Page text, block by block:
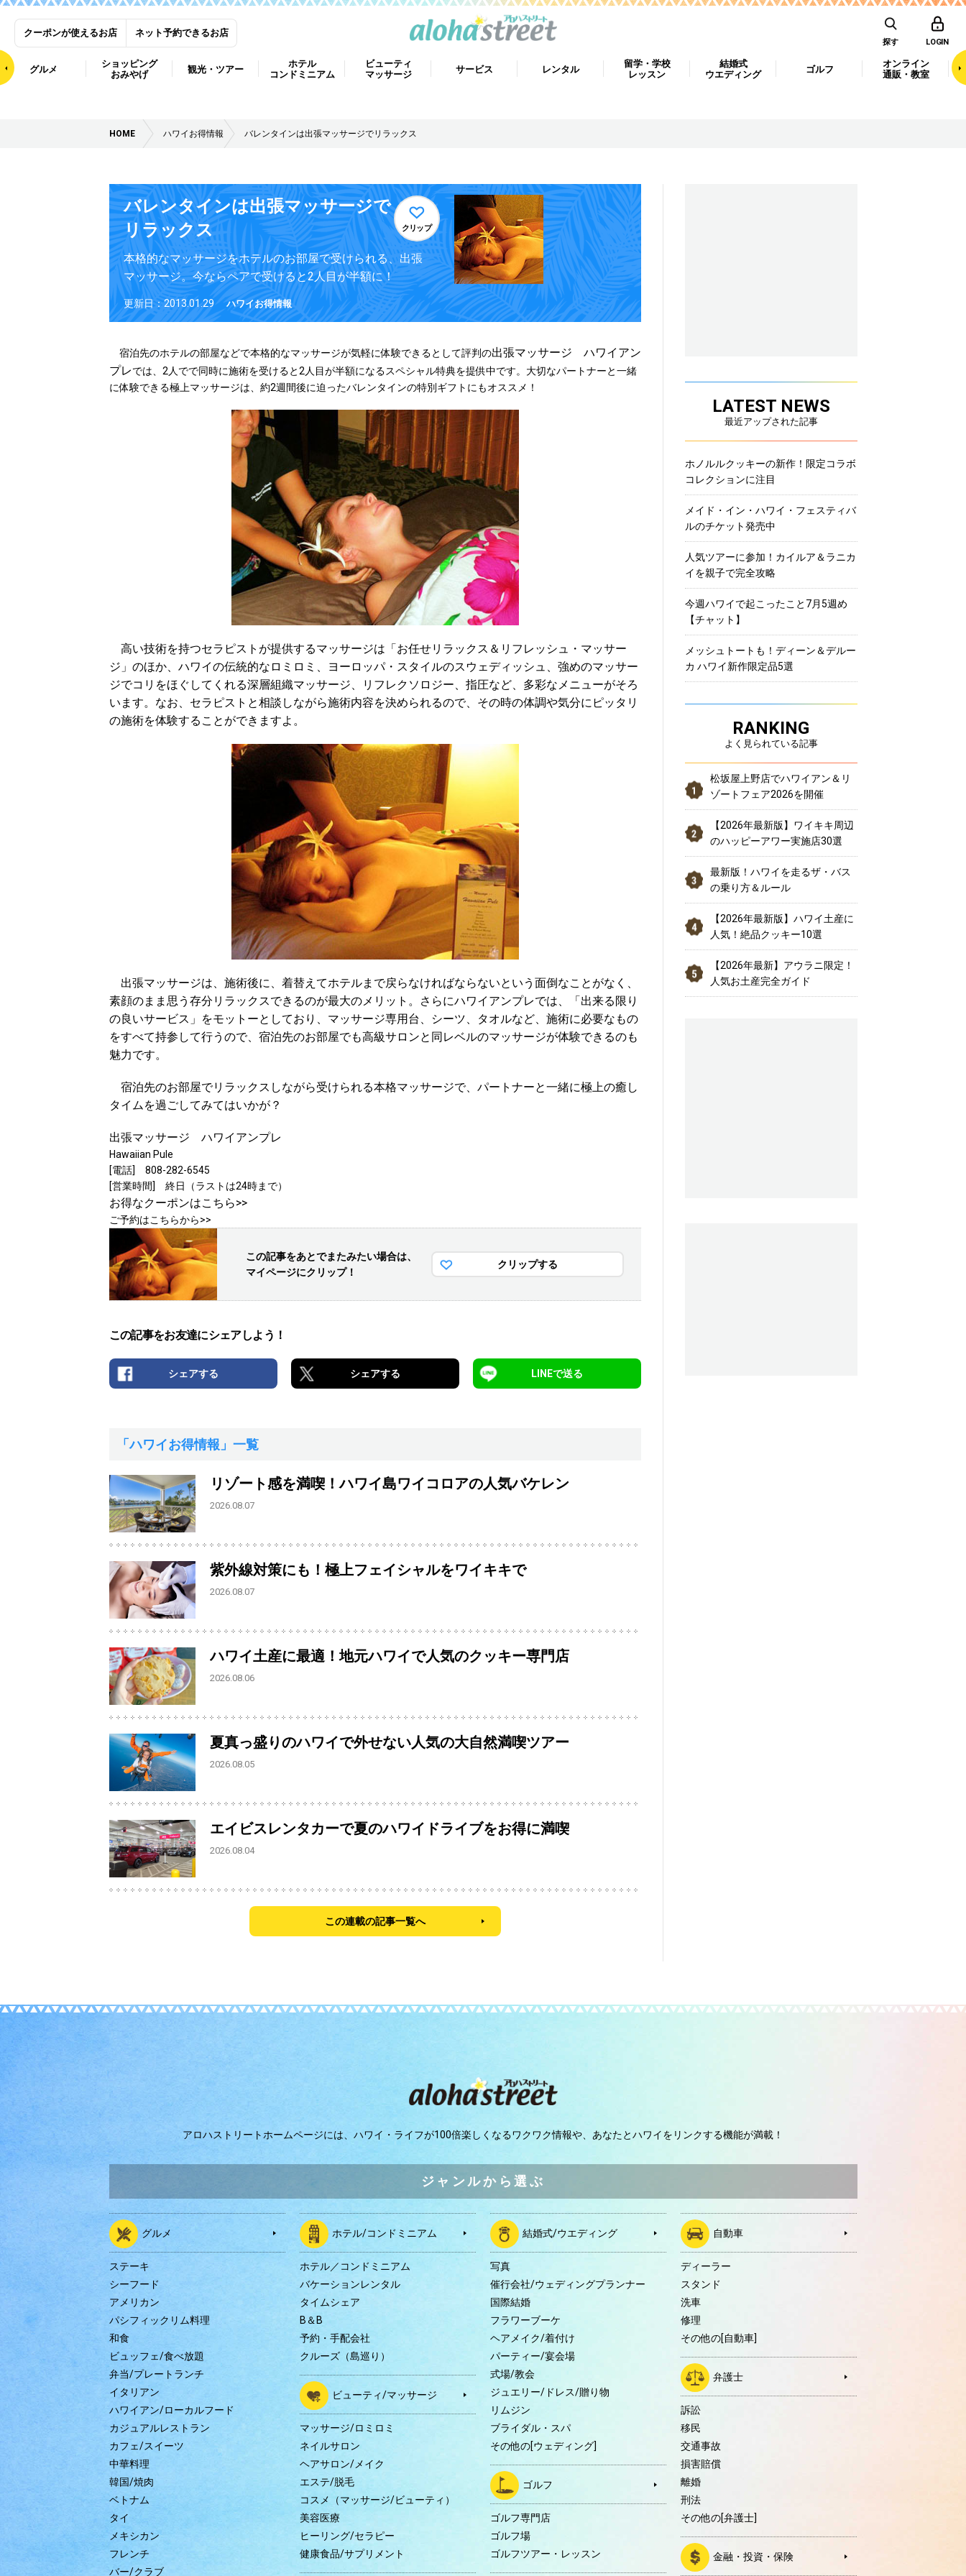
クーポンが使えるお店 ネット予約できるお店
探す LOGIN
グルメ
ショッピング
おみやげ
観光・ツアー
ホテル
コンドミニアム
ビューティ
マッサージ
サービス レンタル
留学・学校
レッスン
結婚式
ウエディング
ゴルフ
オンライン
通販・教室
HOME ハワイお得情報 バレンタインは出張マッサージでリラックス
バレンタインは出張マッサージで
リラックス
クリップ
本格的なマッサージをホテルのお部屋で受けられる、出張
マッサージ。今ならペアで受けると2人目が半額に！
更新日：2013.01.29 ハワイお得情報
宿泊先のホテルの部屋などで本格的なマッサージが気軽に体験できるとして評判の出張マッサージ ハワイアン
プレでは、2人でで同時に施術を受けると2人目が半額になるスペシャル特典を提供中です。大切なパートナーと一緒
に体験できる極上マッサージは、約2週間後に迫ったバレンタインの特別ギフトにもオススメ！
高い技術を持つセラピストが提供するマッサージは「お任せリラックス＆リフレッシュ・マッサー
ジ」のほか、ハワイの伝統的なロミロミ、ヨーロッパ・スタイルのスウェディッシュ、強めのマッサー
ジでコリをほぐしてくれる深層組織マッサージ、リフレクソロジー、指圧など、多彩なメニューがそろ
います。なお、セラピストと相談しながら施術内容を決められるので、その時の体調や気分にピッタリ
の施術を体験することができますよ。
出張マッサージは、施術後に、着替えてホテルまで戻らなければならないという面倒なことがなく、
素顔のまま思う存分リラックスできるのが最大のメリット。さらにハワイアンプレでは、「出来る限り
の良いサービス」をモットーとしており、マッサージ専用台、シーツ、タオルなど、施術に必要なもの
をすべて持参して行うので、宿泊先のお部屋でも高級サロンと同レベルのマッサージが体験できるのも
魅力です。
宿泊先のお部屋でリラックスしながら受けられる本格マッサージで、パートナーと一緒に極上の癒し
タイムを過ごしてみてはいかが？
出張マッサージ ハワイアンプレ
Hawaiian Pule
[電話] 808-282-6545
[営業時間] 終日（ラストは24時まで）
お得なクーポンはこちら>>
ご予約はこちらから>>
この記事をあとでまたみたい場合は、
マイページにクリップ！
クリップする
この記事をお友達にシェアしよう！
シェアする シェアする LINEで送る
「ハワイお得情報」一覧
リゾート感を満喫！ハワイ島ワイコロアの人気バケレン
2026.08.07
紫外線対策にも！極上フェイシャルをワイキキで
2026.08.07
ハワイ土産に最適！地元ハワイで人気のクッキー専門店
2026.08.06
夏真っ盛りのハワイで外せない人気の大自然満喫ツアー
2026.08.05
エイビスレンタカーで夏のハワイドライブをお得に満喫
2026.08.04
この連載の記事一覧へ
LATEST NEWS
最近アップされた記事
ホノルルクッキーの新作！限定コラボ
コレクションに注目
メイド・イン・ハワイ・フェスティバ
ルのチケット発売中
人気ツアーに参加！カイルア＆ラニカ
イを親子で完全攻略
今週ハワイで起こったこと7月5週め
【チャット】
メッシュトートも！ディーン＆デルー
カ ハワイ新作限定品5選
RANKING
よく見られている記事
松坂屋上野店でハワイアン＆リ
ゾートフェア2026を開催
【2026年最新版】ワイキキ周辺
のハッピーアワー実施店30選
最新版！ハワイを走るザ・バス
の乗り方＆ルール
【2026年最新版】ハワイ土産に
人気！絶品クッキー10選
【2026年最新】アウラニ限定！
人気お土産完全ガイド
アロハストリートホームページには、 ハワイ・ライフが100倍楽しくなるワクワク情報や、 あなたとハワイをリンクする機能が満載！
ジャンルから選ぶ
グルメ
ステーキ
シーフード
アメリカン
パシフィックリム料理
和食
ビュッフェ/食べ放題
弁当/プレートランチ
イタリアン
ハワイアン/ローカルフード
カジュアルレストラン
カフェ/スイーツ
中華料理
韓国/焼肉
ベトナム
タイ
メキシカン
フレンチ
バー/クラブ
ホテル/コンドミニアム
ホテル／コンドミニアム
バケーションレンタル
タイムシェア
B＆B
予約・手配会社
クルーズ（島巡り）
ビューティ/マッサージ
マッサージ/ロミロミ
ネイルサロン
ヘアサロン/メイク
エステ/脱毛
コスメ（マッサージ/ビューティ）
美容医療
ヒーリング/セラピー
健康食品/サプリメント
結婚式/ウエディング
写真
催行会社/ウェディングプランナー
国際結婚
フラワーブーケ
ヘアメイク/着付け
パーティー/宴会場
式場/教会
ジュエリー/ドレス/贈り物
リムジン
ブライダル・スパ
その他の[ウェディング]
ゴルフ
ゴルフ専門店
ゴルフ場
ゴルフツアー・レッスン
自動車
ディーラー
スタンド
洗車
修理
その他の[自動車]
弁護士
訴訟
移民
交通事故
損害賠償
離婚
刑法
その他の[弁護士]
金融・投資・保険